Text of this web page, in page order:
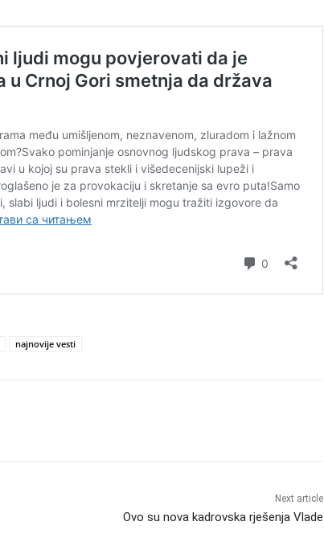
najnovije vesti
Next article
Ovo su nova kadrovska rješenja Vlade